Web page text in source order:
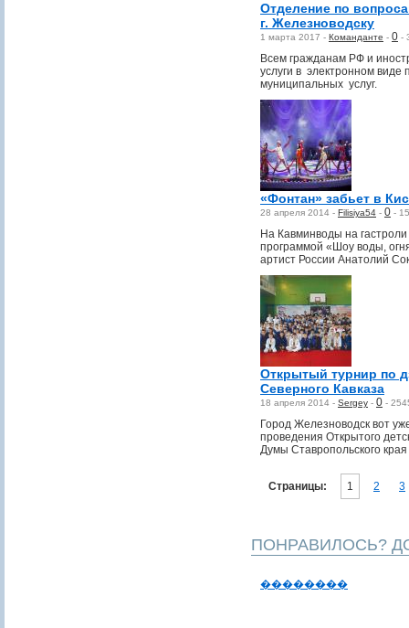
Отделение по
г. Железноводску
1 марта 2017 - Команданте - 0 -
Всем гражданам РФ и
услуги в электронном виде
муниципальных услуг.
«Фонтан» забьет в
28 апреля 2014 - Filisiya54 - 0 -
На Кавминводы на
программой «Шоу воды,
артист России Анатолий
Открытый турнир по
Северного Кавказа
18 апреля 2014 - Sergey - 0 -
Город Железноводск вот
проведения Открытого
Думы Ставропольского
Страницы: 1 2 3
ПОНРАВИЛОСЬ?
��������